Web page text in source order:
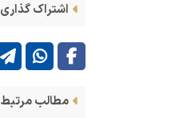
اشتراک گذاری
مطالب مرتبط